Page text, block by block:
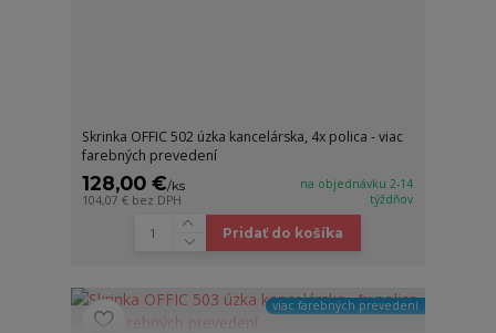
Skrinka OFFIC 502 úzka kancelárska, 4x polica - viac
farebných prevedení
128,00 €/ks
104,07 € bez DPH
na objednávku 2-14
týždňov
Pridať do košíka
viac farebných prevedení